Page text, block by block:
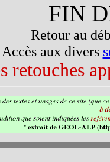
FIN
Retour au
Accès aux divers
retouches